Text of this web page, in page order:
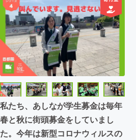
アート・写真
テクノロジー・ガジェット
映像・映画
ビジネス・起業
まちづくり・地域活性化
私たち、あしなが学生募金は毎年
春と秋に街頭募金をしていまし
た。今年は新型コロナウィルスの